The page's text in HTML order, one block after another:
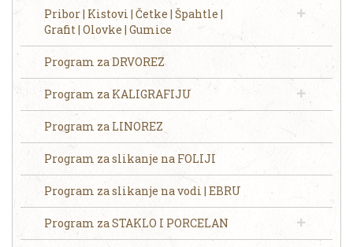
Pribor | Kistovi | Četke | Špahtle |
Grafit | Olovke | Gumice
Program za DRVOREZ
Program za KALIGRAFIJU
Program za LINOREZ
Program za slikanje na FOLIJI
Program za slikanje na vodi | EBRU
Program za STAKLO I PORCELAN